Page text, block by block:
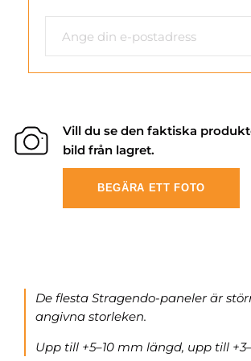
Vill du se den faktiska
bild från lagret.
BEGÄRA ETT FOTO
De flesta Stragendo-paneler är
angivna storleken.
Upp till +5–10 mm längd, upp till